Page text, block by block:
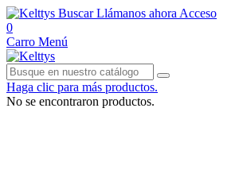
Buscar Llámanos ahora Acceso
0
Carro Menú
Haga clic para más productos.
No se encontraron productos.